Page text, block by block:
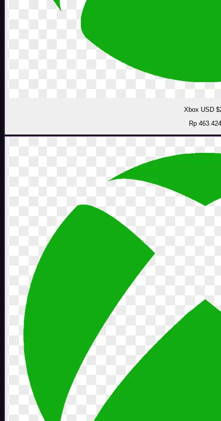
Xbox USD
Rp 463.424